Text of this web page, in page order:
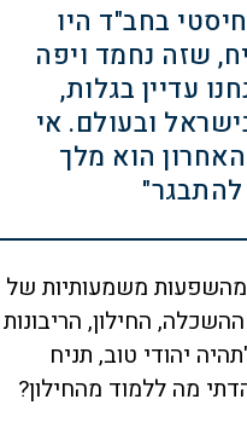
בחב"ד היו
שזה נחמד ויפה
עדיין בגלות,
ובעולם. אי
הוא מלך
משמעותיות של
החילון, הריבונות
יהודי טוב, תניח
מה ללמוד מהחילון?